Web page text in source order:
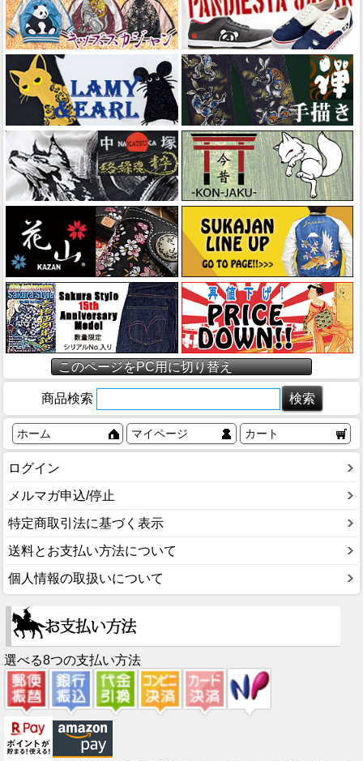
このページをPC用に切り替え
商品検索
ホーム マイページ カート
ログイン
メルマガ申込/停止
特定商取引法に基づく表示
送料とお支払い方法について
個人情報の取扱いについて
選べる8つの支払い方法